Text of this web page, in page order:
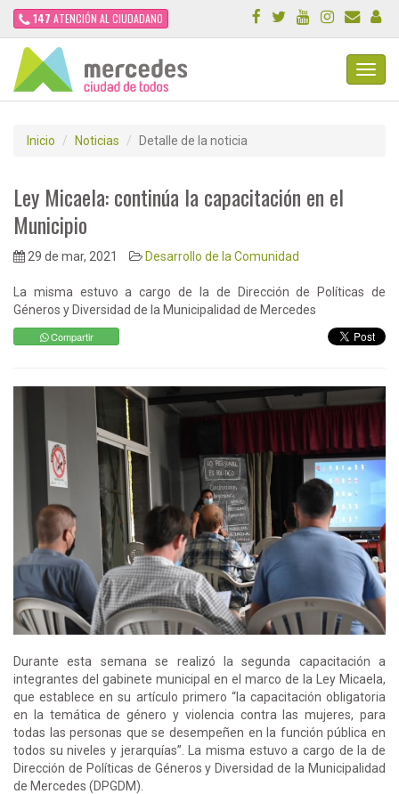
147 ATENCIÓN AL CIUDADANO
Inicio Noticias Detalle de la noticia
Ley Micaela: continúa la capacitación en el
Municipio
29 de mar, 2021 Desarrollo de la Comunidad
La misma estuvo a cargo de la de Dirección de Políticas de
Géneros y Diversidad de la Municipalidad de Mercedes
Compartir
Durante esta semana se realizó la segunda capacitación a
integrantes del gabinete municipal en el marco de la Ley Micaela,
que establece en su artículo primero “la capacitación obligatoria
en la temática de género y violencia contra las mujeres, para
todas las personas que se desempeñen en la función pública en
todos su niveles y jerarquías”. La misma estuvo a cargo de la de
Dirección de Políticas de Géneros y Diversidad de la Municipalidad
de Mercedes (DPGDM).